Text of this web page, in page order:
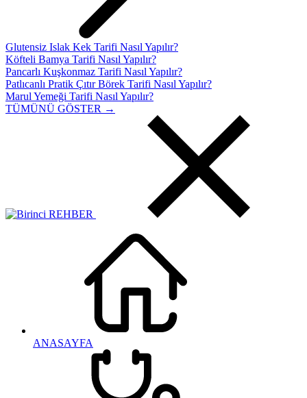
Glutensiz Islak Kek Tarifi Nasıl Yapılır?
Köfteli Bamya Tarifi Nasıl Yapılır?
Pancarlı Kuşkonmaz Tarifi Nasıl Yapılır?
Patlıcanlı Pratik Çıtır Börek Tarifi Nasıl Yapılır?
Marul Yemeği Tarifi Nasıl Yapılır?
TÜMÜNÜ GÖSTER →
ANASAYFA